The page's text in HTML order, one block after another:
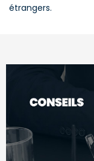
étrangers.